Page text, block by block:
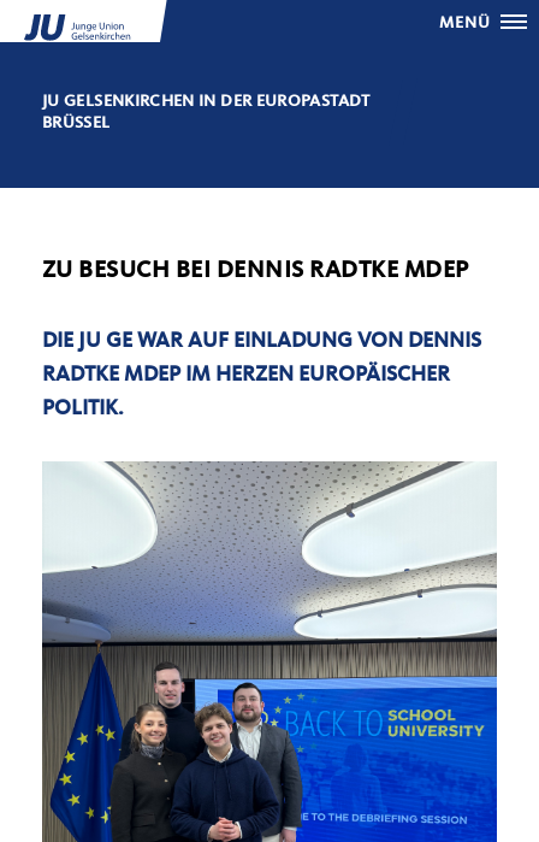
MENÜ
JU GELSENKIRCHEN IN DER EUROPASTADT
BRÜSSEL
ZU BESUCH BEI DENNIS RADTKE MDEP
DIE JU GE WAR AUF EINLADUNG VON DENNIS
RADTKE MDEP IM HERZEN EUROPÄISCHER
POLITIK.